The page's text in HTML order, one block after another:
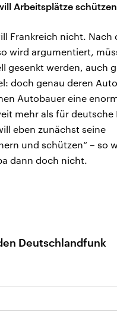
Arbeitsplätze schützen
Frankreich nicht. Nach
wird argumentiert,
gesenkt werden, auch
doch genau deren
Autobauer eine
mehr als für deutsche
eben zunächst seine
und schützen“ – so
dann doch nicht.
Deutschlandfunk